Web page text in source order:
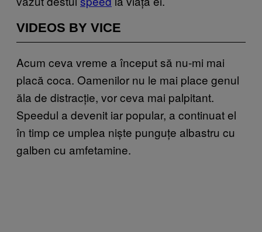
VIDEOS BY VICE
Acum ceva vreme a început să nu-mi mai
placă coca. Oamenilor nu le mai place genul
ăla de distracție, vor ceva mai palpitant.
Speedul a devenit iar popular, a continuat el
în timp ce umplea niște punguțe albastru cu
galben cu amfetamine.